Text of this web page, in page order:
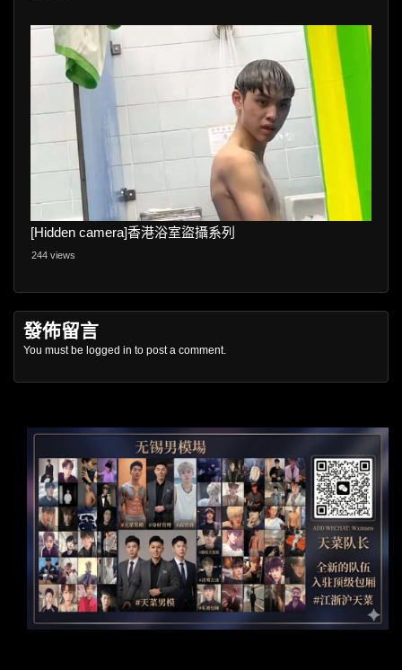
[Hidden camera]香港浴室盜攝系列
244 views
發佈留言
You must be logged in to post a comment.